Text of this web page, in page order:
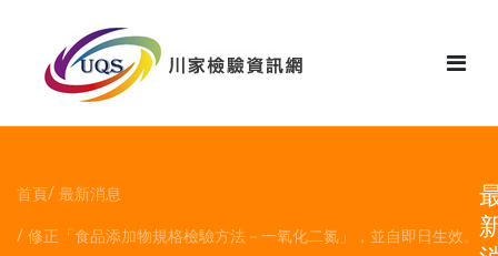
首頁 最新消息
修正「食品添加物規格檢驗方法－一氧化二氮」，並自即日生效。